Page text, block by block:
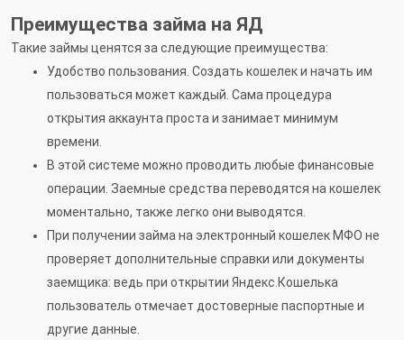
Преимущества займа на ЯД
Такие займы ценятся за следующие преимущества:
Удобство пользования. Создать кошелек и начать им
пользоваться может каждый. Сама процедура
открытия аккаунта проста и занимает минимум
времени.
В этой системе можно проводить любые финансовые
операции. Заемные средства переводятся на кошелек
моментально, также легко они выводятся.
При получении займа на электронный кошелек МФО не
проверяет дополнительные справки или документы
заемщика: ведь при открытии Яндекс.Кошелька
пользователь отмечает достоверные паспортные и
другие данные.